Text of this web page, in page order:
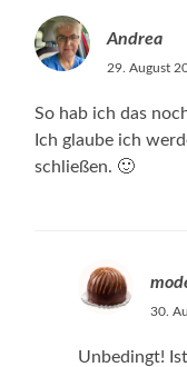
Andrea
29. August
So hab ich das
Ich glaube ich
schließen. 🙂
30.
Unbedingt!